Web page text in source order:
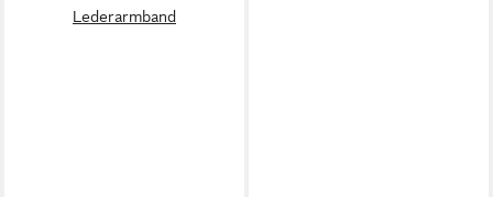
Lederarmband